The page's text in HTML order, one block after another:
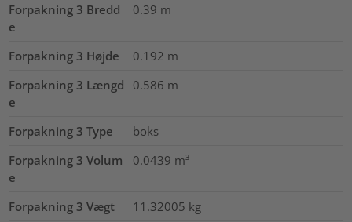
Forpakning 3 Bredd
e
0.39 m
Forpakning 3 Højde 0.192 m
Forpakning 3 Længd
e
0.586 m
Forpakning 3 Type
boks
Forpakning 3 Volum
e
0.0439 m³
Forpakning 3 Vægt 11.32005 kg